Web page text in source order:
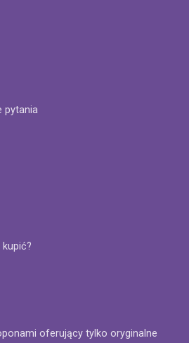
pytania
oferujący tylko oryginalne